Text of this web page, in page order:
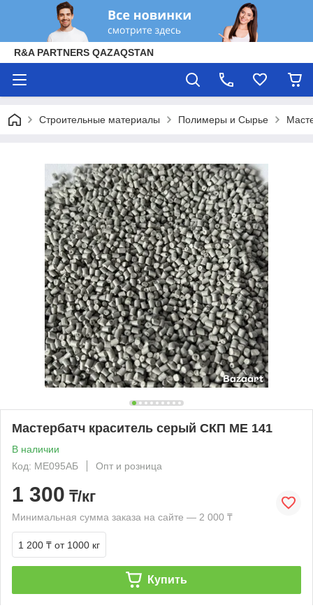
R&A PARTNERS QAZAQSTAN
Строительные материалы Полимеры и Сырье
Мастербатч краситель серый СКП МЕ 141
В наличии
Код: МЕ095АБ
Опт и розница
1 300 ₸/кг
Минимальная сумма заказа на сайте — 2 000 ₸
1 200 ₸ от 1000 кг
Купить